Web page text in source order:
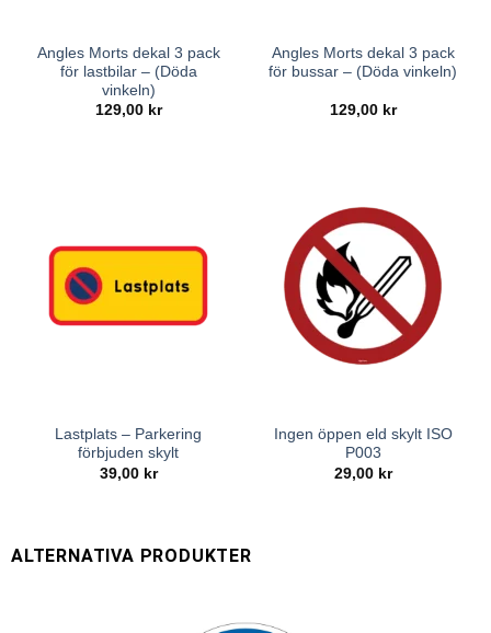
Angles Morts dekal 3 pack
för lastbilar – (Döda
vinkeln)
129,00 kr
Angles Morts dekal 3 pack
för bussar – (Döda vinkeln)
129,00 kr
Lastplats – Parkering
förbjuden skylt
39,00 kr
Ingen öppen eld skylt ISO
P003
29,00 kr